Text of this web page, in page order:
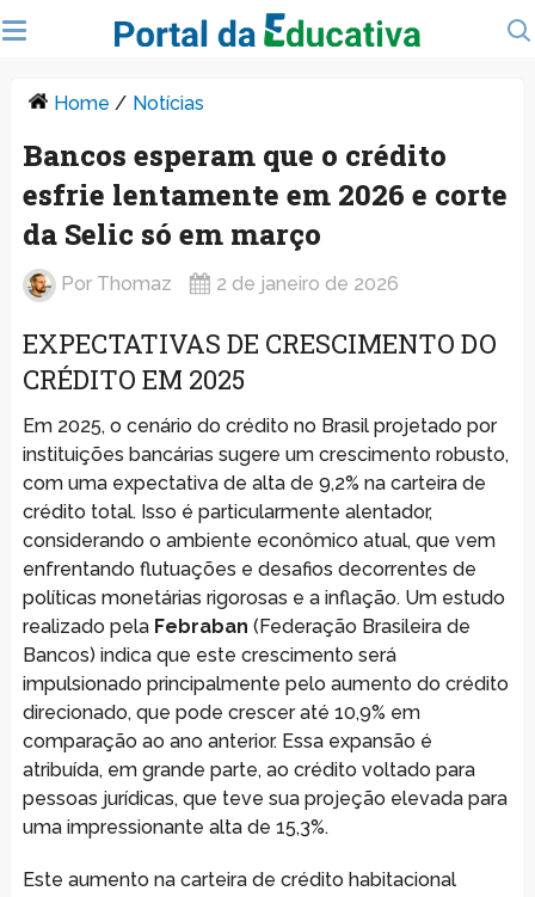
Home / Notícias
Bancos esperam que o crédito
esfrie lentamente em 2026 e corte
da Selic só em março
Por Thomaz 2 de janeiro de 2026
EXPECTATIVAS DE CRESCIMENTO DO
CRÉDITO EM 2025
Em 2025, o cenário do crédito no Brasil projetado por
instituições bancárias sugere um crescimento robusto,
com uma expectativa de alta de 9,2% na carteira de
crédito total. Isso é particularmente alentador,
considerando o ambiente econômico atual, que vem
enfrentando flutuações e desafios decorrentes de
políticas monetárias rigorosas e a inflação. Um estudo
realizado pela Febraban (Federação Brasileira de
Bancos) indica que este crescimento será
impulsionado principalmente pelo aumento do crédito
direcionado, que pode crescer até 10,9% em
comparação ao ano anterior. Essa expansão é
atribuída, em grande parte, ao crédito voltado para
pessoas jurídicas, que teve sua projeção elevada para
uma impressionante alta de 15,3%.
Este aumento na carteira de crédito habitacional